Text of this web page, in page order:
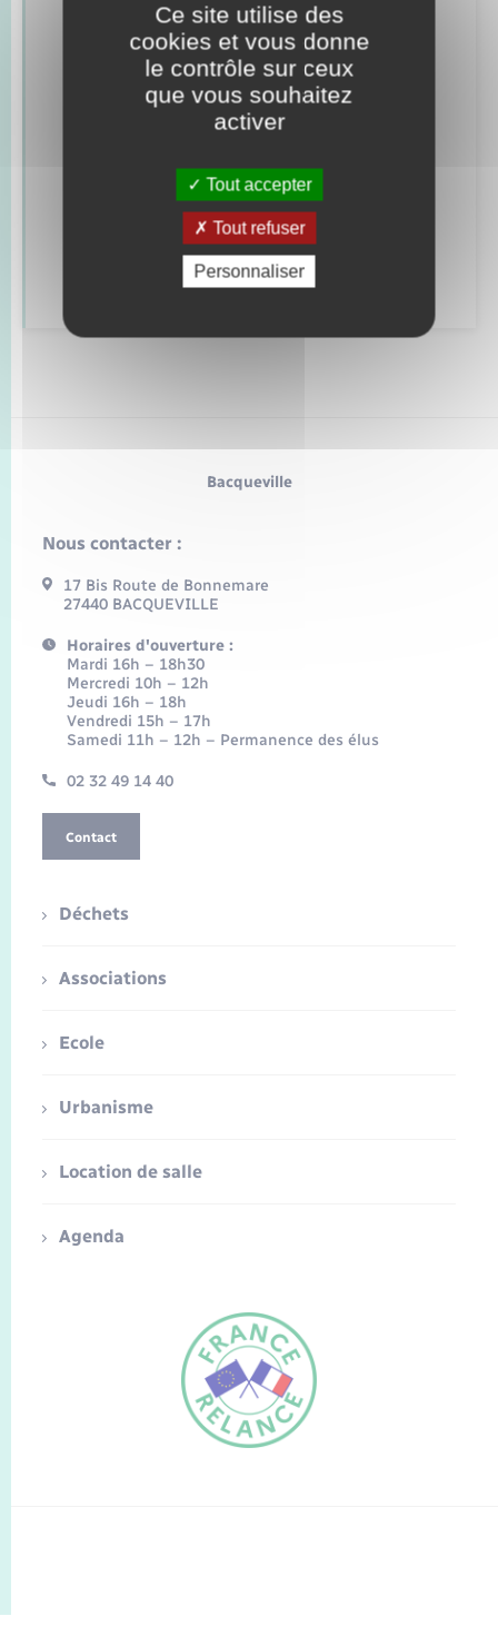
FR
Concessions funéraires
Documents d’identité
Mariage – PACS
Parrainage civil
Recensement
Bacqueville
Nous contacter :
17 Bis Route de Bonnemare
27440 BACQUEVILLE
Horaires d'ouverture :
Mardi 16h – 18h30
Mercredi 10h – 12h
Jeudi 16h – 18h
Vendredi 15h – 17h
Samedi 11h – 12h – Permanence des élus
02 32 49 14 40
Contact
Déchets
Associations
Ecole
Urbanisme
Location de salle
Agenda
Ce site utilise des
cookies et vous donne
le contrôle sur ceux
que vous souhaitez
activer
Tout accepter
Tout refuser
Personnaliser